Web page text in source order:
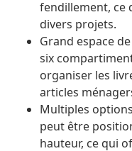
fendillement, ce
divers projets.
Grand espace
six
organiser les
articles
Multiples
peut être
hauteur, ce qui